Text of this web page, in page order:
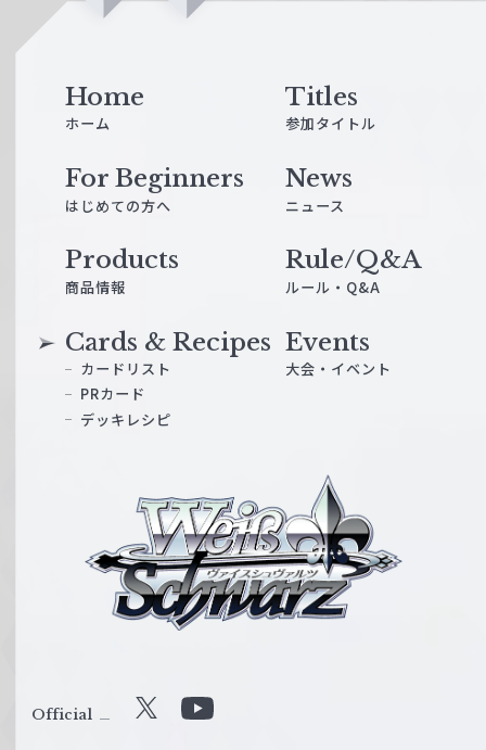
ス
ル
Home
ホーム
Titles
参加タイトル
For Beginners
はじめての方へ
News
ニュース
Products
商品情報
Cards & Recipes
カードリスト
PRカード
デッキレシピ
Events
大会・イベント
Rule/Q&A
ルール・Q&A
Official X